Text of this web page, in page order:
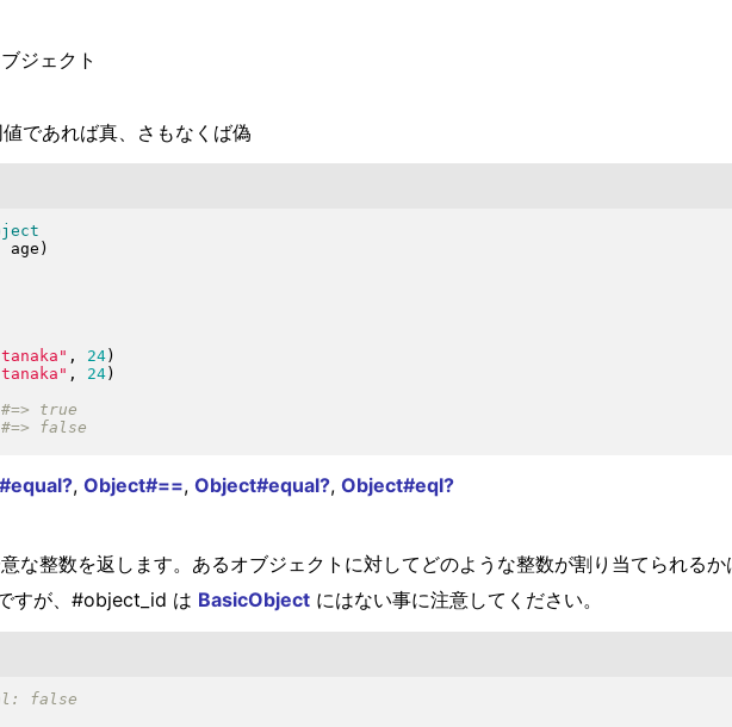
ジェクト
であれば真、さもなくば偽
age )
tanaka " , 24)
tanaka " , 24)
, Object#==, Object#equal?, Object#eql?
な整数を返します。あるオブジェクトに対してどのような整数が割り当てられるか
すが、#object_id は BasicObjectにはない事に注意してください。